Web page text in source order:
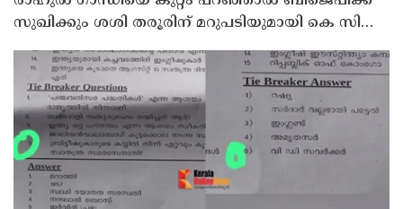
സുഖിക്കും ശശി തരൂരിന് മറുപടിയുമായി കെ സി